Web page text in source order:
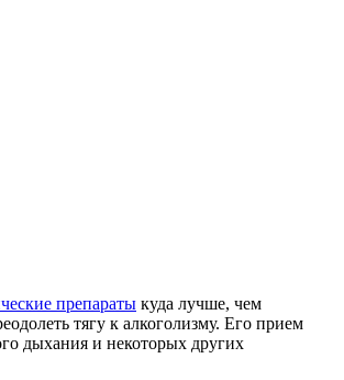
препараты куда лучше, чем
тягу к алкоголизму. Его прием
дыхания и некоторых других